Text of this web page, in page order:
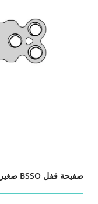
صفيحة قفل BSSO صغيرة للفك العظمي بحجم 2,0 مم